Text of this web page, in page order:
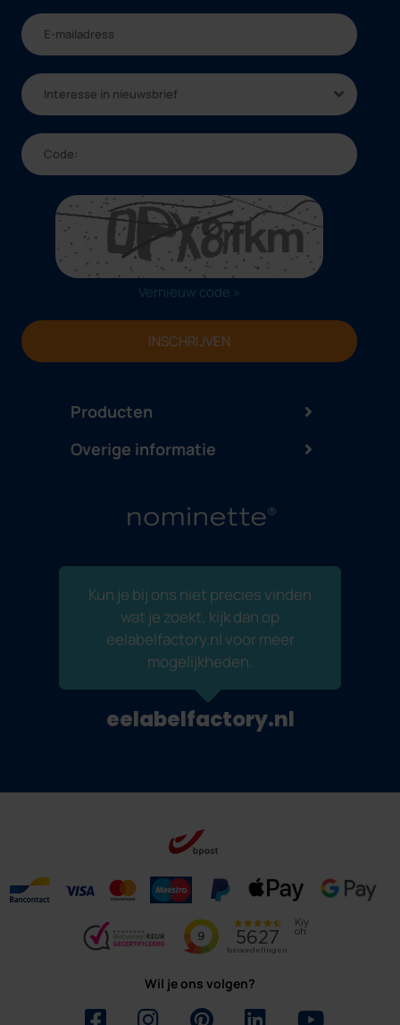
Producten
Interesse in nieuwsbrief
Vernieuw code »
INSCHRIJVEN
Overige informatie
Kun je bij ons niet precies vinden
wat je zoekt, kijk dan op
eelabelfactory.nl voor meer
mogelijkheden.
eelabelfactory.nl
Wil je ons volgen?